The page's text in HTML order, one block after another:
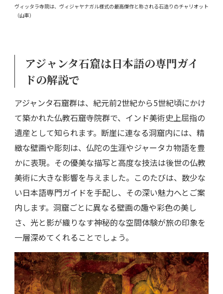
ヴィッタラ寺院は、ヴィジャヤナガル様式の最高傑作と称される石造りのチャリオット
（山車）
アジャンタ石窟は日本語の専門ガイ
ドの解説で
アジャンタ石窟群は、紀元前2世紀から5世紀頃にかけ
て築かれた仏教石窟寺院群で、インド美術史上屈指の
遺産として知られます。断崖に連なる洞窟内には、精
緻な壁画や彫刻は、仏陀の生涯やジャータカ物語を豊
かに表現。その優美な描写と高度な技法は後世の仏教
美術に大きな影響を与えました。このたびは、数少な
い日本語専門ガイドを手配し、その深い魅力へとご案
内します。洞窟ごとに異なる壁画の趣や彩色の美し
さ、光と影が織りなす神秘的な空間体験が旅の印象を
一層深めてくれることでしょう。